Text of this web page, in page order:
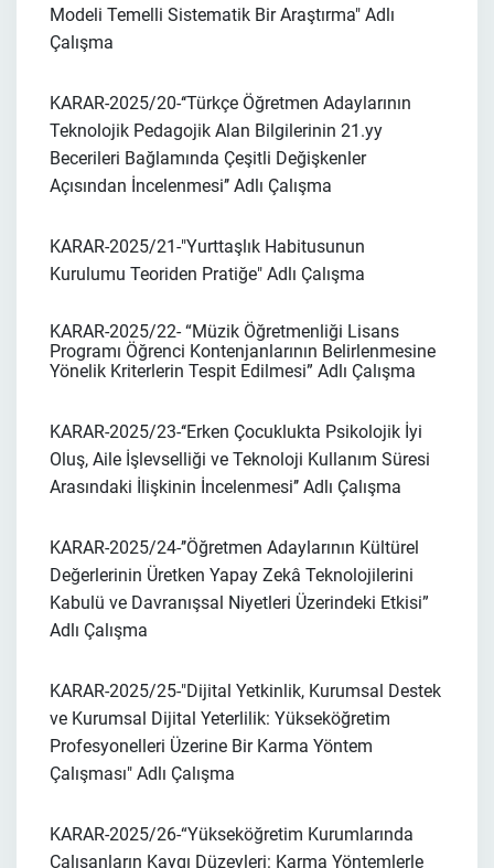
Modeli Temelli Sistematik Bir Araştırma" Adlı
Çalışma
KARAR-2025/20-‘‘Türkçe Öğretmen Adaylarının
Teknolojik Pedagojik Alan Bilgilerinin 21.yy
Becerileri Bağlamında Çeşitli Değişkenler
Açısından İncelenmesi’’ Adlı Çalışma
KARAR-2025/21-"Yurttaşlık Habitusunun
Kurulumu Teoriden Pratiğe" Adlı Çalışma
KARAR-2025/22- “Müzik Öğretmenliği Lisans
Programı Öğrenci Kontenjanlarının Belirlenmesine
Yönelik Kriterlerin Tespit Edilmesi” Adlı Çalışma
KARAR-2025/23-‘‘Erken Çocuklukta Psikolojik İyi
Oluş, Aile İşlevselliği ve Teknoloji Kullanım Süresi
Arasındaki İlişkinin İncelenmesi’’ Adlı Çalışma
KARAR-2025/24-’’Öğretmen Adaylarının Kültürel
Değerlerinin Üretken Yapay Zekâ Teknolojilerini
Kabulü ve Davranışsal Niyetleri Üzerindeki Etkisi”
Adlı Çalışma
KARAR-2025/25-"Dijital Yetkinlik, Kurumsal Destek
ve Kurumsal Dijital Yeterlilik: Yükseköğretim
Profesyonelleri Üzerine Bir Karma Yöntem
Çalışması" Adlı Çalışma
KARAR-2025/26-“Yükseköğretim Kurumlarında
Çalışanların Kaygı Düzeyleri: Karma Yöntemlerle